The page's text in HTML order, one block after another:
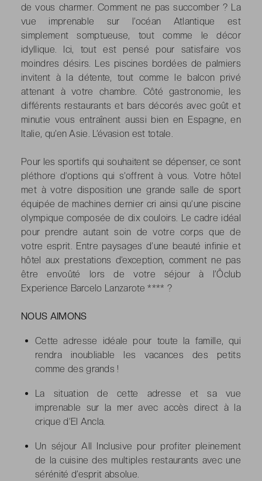
de vous charmer. Comment ne pas succomber ? La
vue imprenable sur l’océan Atlantique est
simplement somptueuse, tout comme le décor
idyllique. Ici, tout est pensé pour satisfaire vos
moindres désirs. Les piscines bordées de palmiers
invitent à la détente, tout comme le balcon privé
attenant à votre chambre. Côté gastronomie, les
différents restaurants et bars décorés avec goût et
minutie vous entraînent aussi bien en Espagne, en
Italie, qu’en Asie. L’évasion est totale.
Pour les sportifs qui souhaitent se dépenser, ce sont
pléthore d’options qui s’offrent à vous. Votre hôtel
met à votre disposition une grande salle de sport
équipée de machines dernier cri ainsi qu’une piscine
olympique composée de dix couloirs. Le cadre idéal
pour prendre autant soin de votre corps que de
votre esprit. Entre paysages d’une beauté infinie et
hôtel aux prestations d’exception, comment ne pas
être envoûté lors de votre séjour à l’Ôclub
Experience Barcelo Lanzarote **** ?
NOUS AIMONS
Cette adresse idéale pour toute la famille, qui
rendra inoubliable les vacances des petits
comme des grands !
La situation de cette adresse et sa vue
imprenable sur la mer avec accès direct à la
crique d’El Ancla.
Un séjour All Inclusive pour profiter pleinement
de la cuisine des multiples restaurants avec une
sérénité d’esprit absolue.